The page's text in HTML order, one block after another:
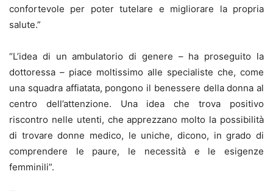
confortevole per poter tutelare e migliorare la propria
salute.”
“L’idea di un ambulatorio di genere – ha proseguito la
dottoressa – piace moltissimo alle specialiste che, come
una squadra affiatata, pongono il benessere della donna al
centro dell’attenzione. Una idea che trova positivo
riscontro nelle utenti, che apprezzano molto la possibilità
di trovare donne medico, le uniche, dicono, in grado di
comprendere le paure, le necessità e le esigenze
femminili”.